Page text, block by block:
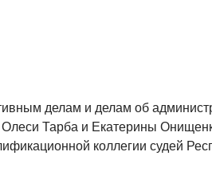
делам и делам об
Тарба и Екатерины
коллегии судей